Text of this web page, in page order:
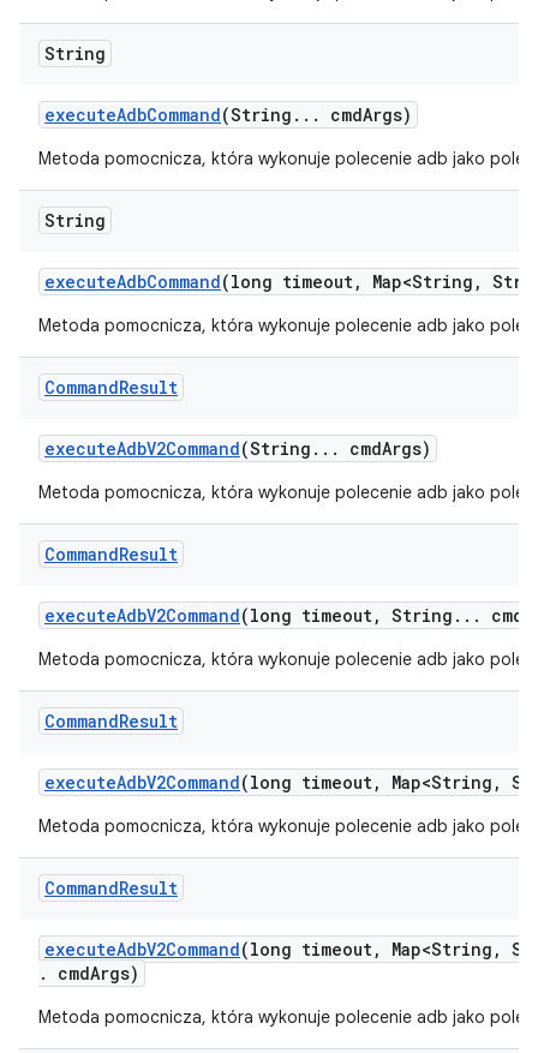
String
executeAdbCommand(String . . . cmdArgs)
Metoda pomocnicza, która wykonuje polecenie adb jako
String
executeAdbCommand(long timeout, Map<String ,
Metoda pomocnicza, która wykonuje polecenie adb jako
CommandResult
executeAdbV2Command(String . . . cmdArgs)
Metoda pomocnicza, która wykonuje polecenie adb jako
CommandResult
executeAdbV2Command(long timeout, String . . . cmd
Metoda pomocnicza, która wykonuje polecenie adb jako
CommandResult
executeAdbV2Command(long timeout, Map<String ,
Metoda pomocnicza, która wykonuje polecenie adb jako
CommandResult
executeAdbV2Command(long timeout, Map<String ,
.
cmdArgs)
Metoda pomocnicza, która wykonuje polecenie adb jako